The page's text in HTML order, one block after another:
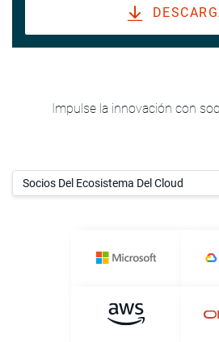
Impulse la innovación con
Socios Del Ecosistema Del Cloud